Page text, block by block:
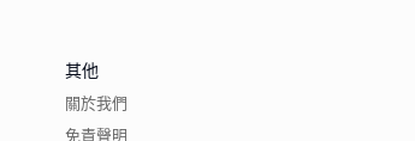
其他
關於我們
免責聲明